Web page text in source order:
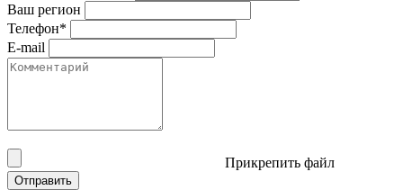
Ваш регион
Телефон*
E-mail
Прикрепить файл
Отправить